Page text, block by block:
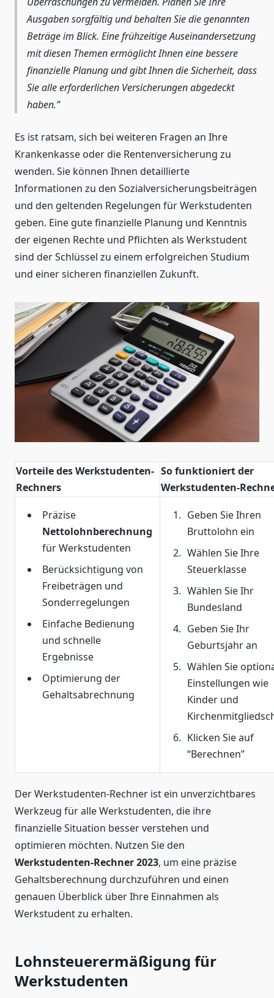
Ausgaben sorgfältig und behalten Sie die genannten
Beträge im Blick. Eine frühzeitige Auseinandersetzung
mit diesen Themen ermöglicht Ihnen eine bessere
finanzielle Planung und gibt Ihnen die Sicherheit, dass
Sie alle erforderlichen Versicherungen abgedeckt
haben.
Es ist ratsam, sich bei weiteren Fragen an Ihre
Krankenkasse oder die Rentenversicherung zu
wenden. Sie können Ihnen detaillierte
Informationen zu den Sozialversicherungsbeiträgen
und den geltenden Regelungen für Werkstudenten
geben. Eine gute finanzielle Planung und Kenntnis
der eigenen Rechte und Pflichten als Werkstudent
sind der Schlüssel zu einem erfolgreichen Studium
und einer sicheren finanziellen Zukunft.
Vorteile des Werkstudenten-
Rechners
So funktioniert der
Werkstudenten-
Präzise
Nettolohnberechnung
für Werkstudenten
Berücksichtigung von
Freibeträgen und
Sonderregelungen
Einfache Bedienung
und schnelle
Ergebnisse
Optimierung der
Gehaltsabrechnung
Geben Sie Ihren
Bruttolohn ein
Wählen Sie Ihre
Steuerklasse
Wählen Sie Ihr
Bundesland
Geben Sie Ihr
Geburtsjahr an
Wählen Sie
Einstellungen wie
Kinder und
Klicken Sie auf
“Berechnen”
Der Werkstudenten-Rechner ist ein unverzichtbares
Werkzeug für alle Werkstudenten, die ihre
finanzielle Situation besser verstehen und
optimieren möchten. Nutzen Sie den
Werkstudenten-Rechner 2023, um eine präzise
Gehaltsberechnung durchzuführen und einen
genauen Überblick über Ihre Einnahmen als
Werkstudent zu erhalten.
Lohnsteuerermäßigung für
Werkstudenten